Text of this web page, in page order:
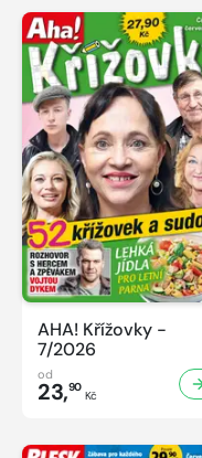
AHA! Křížovky -
7/2026
od
23,90
Kč